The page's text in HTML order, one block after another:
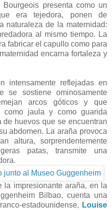
presenta como un
era tejedora, ponen de
naturaleza de la maternidad:
al mismo tiempo. La
fabricar el capullo como para
encarna fortaleza y
intensamente reflejadas en
se sostiene ominosamente
arcos góticos y que
como jaula y como guarida
huevos que se encuentran
abdomen. La araña provoca
altura, sorprendentemente
patas, transmite una
la impresionante araña, en la
Bilbao, cuenta una
estadounidense, Louise